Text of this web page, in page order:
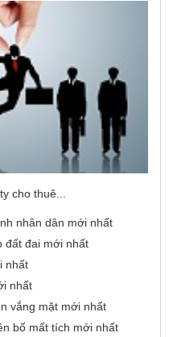
cho thuê...
nhân dân mới nhất
đất đai mới nhất
nhất
nhất
vắng mặt mới nhất
bố mất tích mới nhất